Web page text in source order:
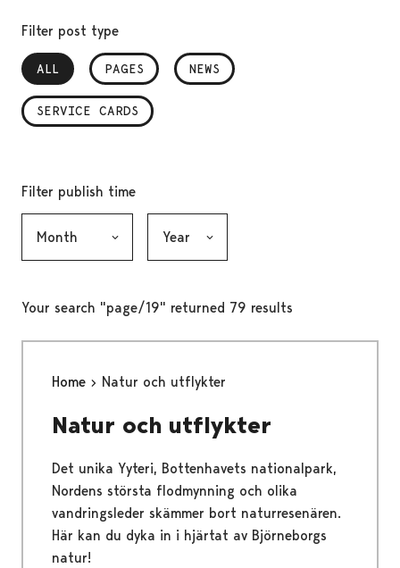
Filter post type
ALL
, SELECTEDPAGES NEWS
SERVICE CARDS
Filter publish time
Your search "page/19" returned 79 results
Home Natur och utflykter
Natur och utflykter
Det unika Yyteri, Bottenhavets nationalpark,
Nordens största flodmynning och olika
vandringsleder skämmer bort naturresenären.
Här kan du dyka in i hjärtat av Björneborgs
natur!